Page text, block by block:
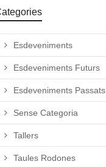
Esdeveniments
Esdeveniments Futurs
Esdeveniments Passats
Sense Categoria
Tallers
Taules Rodones